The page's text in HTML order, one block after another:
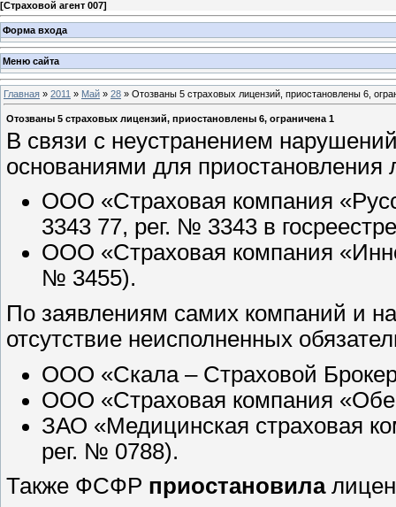
[Страховой агент 007]
Форма входа
Меню сайта
Главная » 2011 » Май » 28 » Отозваны 5 страховых лицензий, приостановлены 6,
Отозваны 5 страховых лицензий, приостановлены 6, ограничена 1
В связи с неустранением
основаниями для приостановления
ООО «Страховая компания
3343 77, рег. № 3343 в
ООО «Страховая компания
№ 3455).
По заявлениям самих компаний и
отсутствие неисполненных
ООО «Скала – Страховой
ООО «Страховая компания
ЗАО «Медицинская страховая
рег. № 0788).
Также ФСФР приостановила